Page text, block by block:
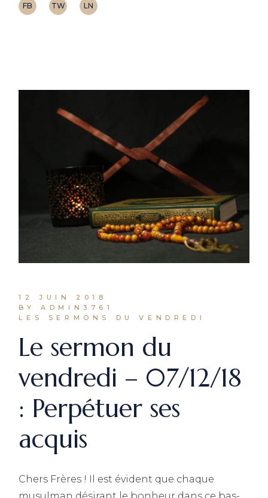
FB TW LN
12 JUIN 2018
BY ADMIN3761
LES SERMONS DU VENDREDI
Le sermon du
vendredi – 07/12/18
: Perpétuer ses
acquis
Chers Frères ! Il est évident que chaque